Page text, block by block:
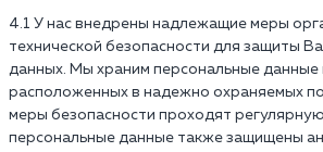
4.1 У нас внедрены надлежащие меры
технической безопасности для защиты
данных. Мы храним персональные данные
расположенных в надежно охраняемых
меры безопасности проходят
персональные данные также защищены